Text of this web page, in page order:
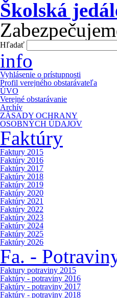
Školská
Hľadať
info
Vyhlásenie o prístupnosti
Profil verejného obstarávateľa
ÚVO
Verejné obstarávanie
Archív
ZÁSADY OCHRANY
OSOBNÝCH ÚDAJOV
Faktúry
Faktury 2015
Faktúry 2016
Faktúry 2017
Faktúry 2018
Faktúry 2019
Faktúry 2020
Faktúry 2021
Faktúry 2022
Faktúry 2023
Faktúry 2024
Faktúry 2025
Faktúry 2026
Fa. -
Faktury potraviny 2015
Faktúry - potraviny 2016
Faktúry - potraviny 2017
Faktúry - potraviny 2018